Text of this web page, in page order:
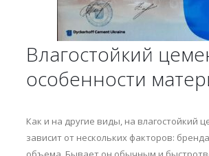
Влагостойкий
особенности
Как и на другие виды, на влагостойкий
зависит от нескольких факторов: